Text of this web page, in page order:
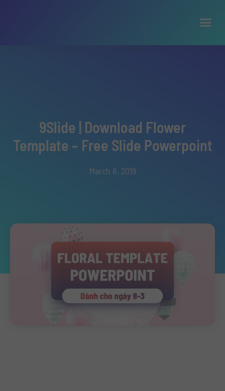
9Slide | Download Flower
Template – Free Slide Powerpoint
March 8, 2019